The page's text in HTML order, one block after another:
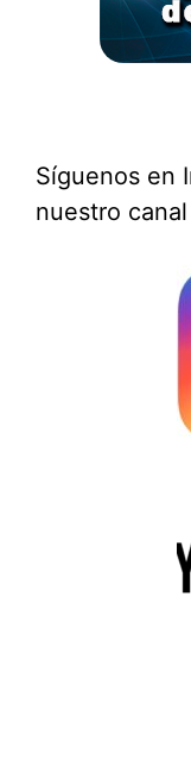
Síguenos en
nuestro canal